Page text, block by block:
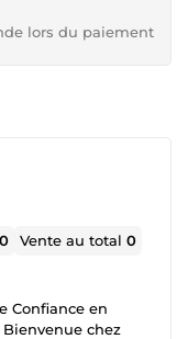
lors du paiement
0 Vente au total0
Confiance en
chez